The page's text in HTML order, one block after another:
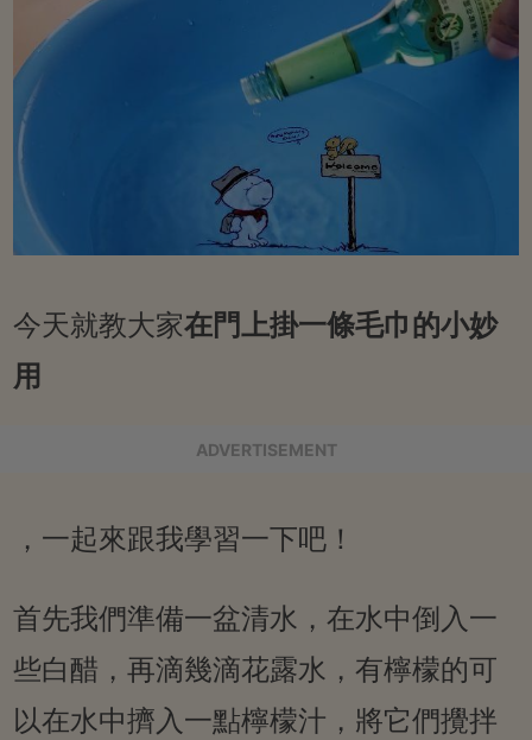
今天就教大家在門上掛一條毛巾的小妙
用
ADVERTISEMENT
，一起來跟我學習一下吧！
首先我們準備一盆清水，在水中倒入一
些白醋，再滴幾滴花露水，有檸檬的可
以在水中擠入一點檸檬汁，將它們攪拌